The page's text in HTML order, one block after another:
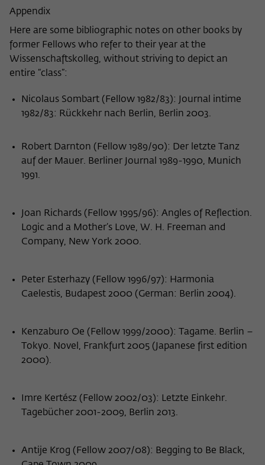
Appendix
Here are some bibliographic notes on other books by
former Fellows who refer to their year at the
Wissenschaftskolleg, without striving to depict an
entire “class”:
Nicolaus Sombart (Fellow 1982/83): Journal intime
1982/83: Rückkehr nach Berlin, Berlin 2003.
Robert Darnton (Fellow 1989/90): Der letzte Tanz
auf der Mauer. Berliner Journal 1989-1990, Munich
1991.
Joan Richards (Fellow 1995/96): Angles of Reflection.
Logic and a Mother’s Love, W. H. Freeman and
Company, New York 2000.
Peter Esterhazy (Fellow 1996/97): Harmonia
Caelestis, Budapest 2000 (German: Berlin 2004).
Kenzaburo Oe (Fellow 1999/2000): Tagame. Berlin –
Tokyo. Novel, Frankfurt 2005 (Japanese first edition
2000).
Imre Kertész (Fellow 2002/03): Letzte Einkehr.
Tagebücher 2001-2009, Berlin 2013.
Antije Krog (Fellow 2007/08): Begging to Be Black,